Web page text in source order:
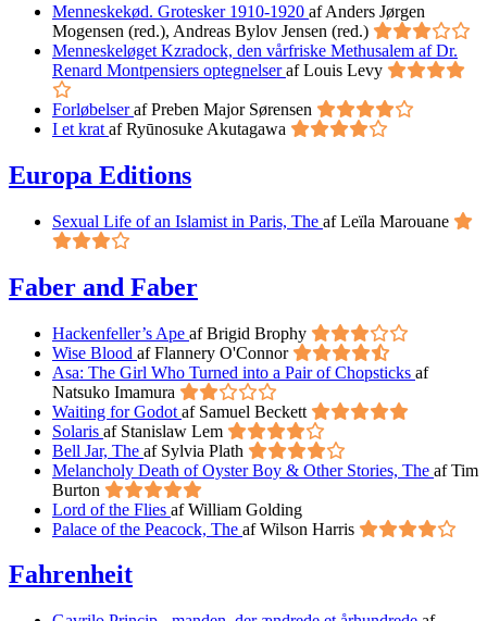
Menneskekød. Grotesker 1910-1920 af Anders Jørgen
Mogensen (red.), Andreas Bylov Jensen (red.)
Menneskeløget Kzradock, den vårfriske Methusalem af Dr.
Renard Montpensiers optegnelseraf Louis Levy
Forløbelseraf Preben Major Sørensen
I et krat af Ryūnosuke Akutagawa
Europa Editions
Sexual Life of an Islamist in Paris, The af Leïla Marouane
Faber and Faber
Hackenfeller’s Ape af Brigid Brophy
Wise Blood af Flannery O'Connor
Asa: The Girl Who Turned into a Pair of Chopsticks af
Natsuko Imamura
Waiting for Godot af Samuel Beckett
Solaris af Stanislaw Lem
Bell Jar, The af Sylvia Plath
Melancholy Death of Oyster Boy & Other Stories, The af Tim
Burton
Lord of the Flies af William Golding
Palace of the Peacock, The af Wilson Harris
Fahrenheit